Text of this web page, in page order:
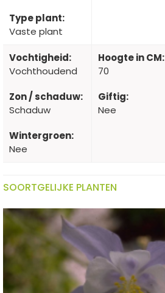
Type plant:
Vaste plant
Vochtigheid:
Vochthoudend
Zon / schaduw:
Schaduw
Wintergroen:
Nee
Hoogte in CM:
70
Giftig:
Nee
SOORTGELIJKE PLANTEN